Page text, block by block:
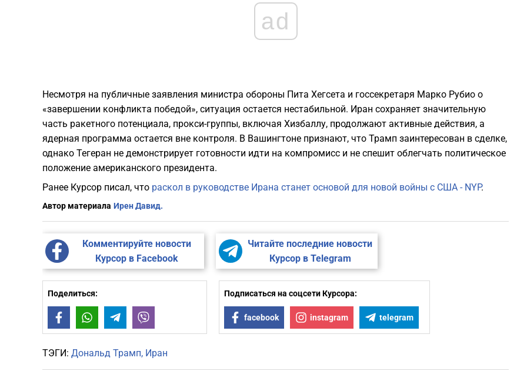
ad
Несмотря на публичные заявления министра обороны Пита Хегсета и госсекретаря Марко Рубио о
«завершении конфликта победой», ситуация остается нестабильной. Иран сохраняет значительную
часть ракетного потенциала, прокси-группы, включая Хизбаллу, продолжают активные действия, а
ядерная программа остается вне контроля. В Вашингтоне признают, что Трамп заинтересован в сделке,
однако Тегеран не демонстрирует готовности идти на компромисс и не спешит облегчать политическое
положение американского президента.
Ранее Курсор писал, что раскол в руководстве Ирана станет основой для новой войны с США - NYP.
Автор материала Ирен Давид.
Комментируйте новости
Курсор в Facebook
Читайте последние новости
Курсор в Telegram
Поделиться:
FacebookWhatsAppTelegram
Подписаться на соцсети Курсора:
facebook instagram telegram
ТЭГИ: Дональд Трамп Иран